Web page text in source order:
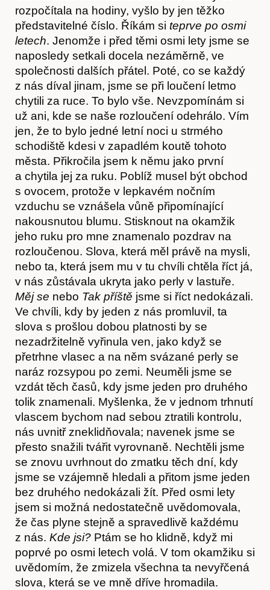
rozpočítala na hodiny, vyšlo by jen těžko
představitelné číslo. Říkám si teprve po osmi
letech. Jenomže i před těmi osmi lety jsme se
naposledy setkali docela nezáměrně, ve
společnosti dalších přátel. Poté, co se každý
z nás díval jinam, jsme se při loučení letmo
chytili za ruce. To bylo vše. Nevzpomínám si
už ani, kde se naše rozloučení odehrálo. Vím
jen, že to bylo jedné letní noci u strmého
schodiště kdesi v zapadlém koutě tohoto
města. Přikročila jsem k němu jako první
a chytila jej za ruku. Poblíž musel být obchod
s ovocem, protože v lepkavém nočním
vzduchu se vznášela vůně připomínající
nakousnutou blumu. Stisknout na okamžik
jeho ruku pro mne znamenalo pozdrav na
rozloučenou. Slova, která měl právě na mysli,
nebo ta, která jsem mu v tu chvíli chtěla říct já,
v nás zůstávala ukryta jako perly v lastuře.
Měj se nebo Tak příště jsme si říct nedokázali.
Ve chvíli, kdy by jeden z nás promluvil, ta
slova s prošlou dobou platnosti by se
nezadržitelně vyřinula ven, jako když se
přetrhne vlasec a na něm svázané perly se
naráz rozsypou po zemi. Neuměli jsme se
vzdát těch časů, kdy jsme jeden pro druhého
tolik znamenali. Myšlenka, že v jednom trhnutí
vlascem bychom nad sebou ztratili kontrolu,
nás uvnitř zneklidňovala; navenek jsme se
přesto snažili tvářit vyrovnaně. Nechtěli jsme
se znovu uvrhnout do zmatku těch dní, kdy
jsme se vzájemně hledali a přitom jsme jeden
bez druhého nedokázali žít. Před osmi lety
jsem si možná nedostatečně uvědomovala,
že čas plyne stejně a spravedlivě každému
z nás. Kde jsi? Ptám se ho klidně, když mi
poprvé po osmi letech volá. V tom okamžiku si
uvědomím, že zmizela všechna ta nevyřčená
slova, která se ve mně dříve hromadila.